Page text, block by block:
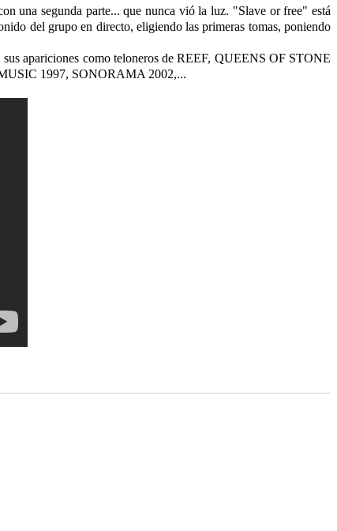
una segunda parte... que nunca vió la luz. "Slave or free" está
del grupo en directo, eligiendo las primeras tomas, poniendo
apariciones como teloneros de REEF, QUEENS OF STONE
1997, SONORAMA 2002,...